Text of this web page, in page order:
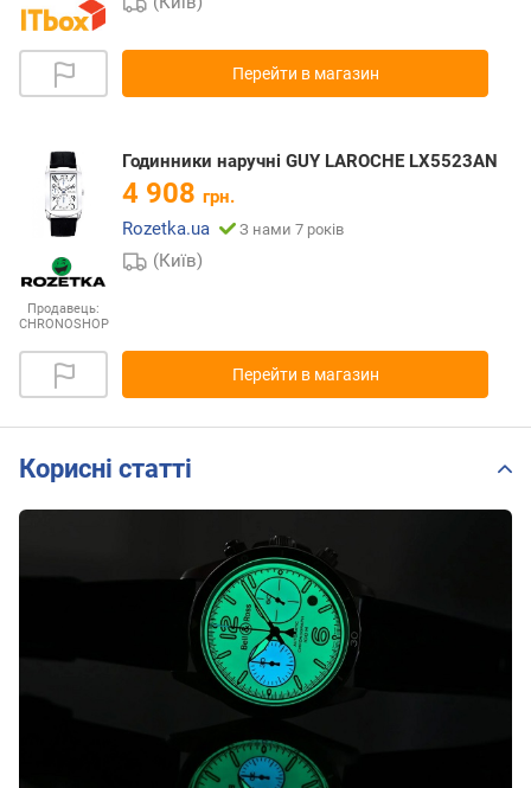
Перейти в магазин
Продавець:
CHRONOSHOP
Годинники наручні GUY LAROCHE LX5523AN
4 908 грн.
Rozetka.ua
З нами 7 років
(Київ)
Перейти в магазин
Корисні статті